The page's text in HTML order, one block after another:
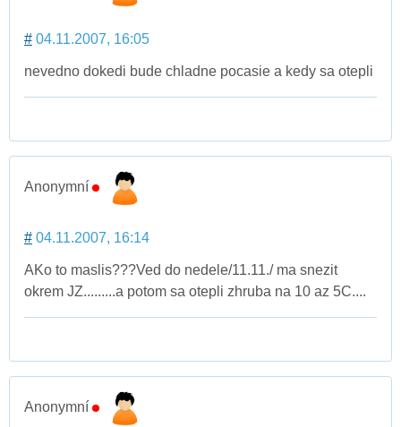
# 04.11.2007, 16:05
nevedno dokedi bude chladne pocasie a kedy sa otepli
Anonymní
# 04.11.2007, 16:14
AKo to maslis???Ved do nedele/11.11./ ma snezit
okrem JZ.........a potom sa otepli zhruba na 10 az 5C....
Anonymní